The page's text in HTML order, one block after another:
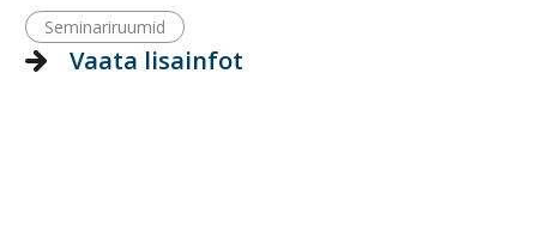
Seminariruumid
Vaata lisainfot